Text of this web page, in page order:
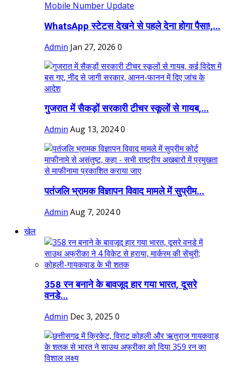
WhatsApp स्टेटस देखने से पहले देना होगा पैसा!,...
Admin Jan 27, 2026 0
गुजरात में सैकड़ों सरकारी टीचर स्कूलों से गायब,...
Admin Aug 13, 20240
पतंजलि भ्रामक विज्ञापन विवाद मामले में सुप्रीम...
Admin Aug 7, 20240
खेल
358 रन बनाने के बावजूद हार गया भारत, दूसरे
वनडे...
Admin Dec 3, 2025 0